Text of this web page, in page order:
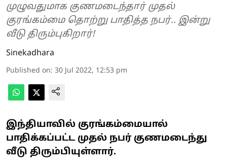
முழுவதுமாக குணமடைந்தார் முதல்
குரங்கம்மை தொற்று பாதித்த நபர்.. இன்று
வீடு திரும்புகிறார்!
Sinekadhara
Published on: 30 Jul 2022, 12:53 pm
இந்தியாவில் குரங்கம்மையால்
பாதிக்கப்பட்ட முதல் நபர் குணமடைந்து
வீடு திரும்பியுள்ளார்.